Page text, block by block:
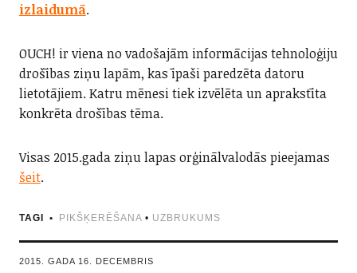
izlaidumā.
OUCH! ir viena no vadošajām informācijas tehnoloģiju
drošības ziņu lapām, kas īpaši paredzēta datoru
lietotājiem. Katru mēnesi tiek izvēlēta un aprakstīta
konkrēta drošības tēma.
Visas 2015.gada ziņu lapas orģinālvalodās pieejamas
šeit.
TAGI PIKŠĶERĒŠANA• UZBRUKUMS
2015. GADA 16. DECEMBRIS